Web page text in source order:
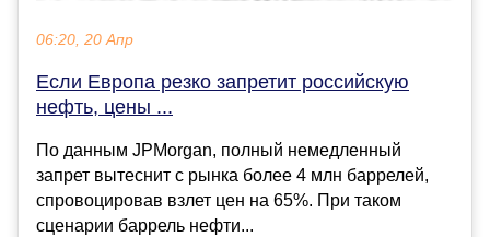
06:20, 20 Апр
Если Европа резко запретит российскую
нефть, цены ...
По данным JPMorgan, полный немедленный
запрет вытеснит с рынка более 4 млн баррелей,
спровоцировав взлет цен на 65%. При таком
сценарии баррель нефти...